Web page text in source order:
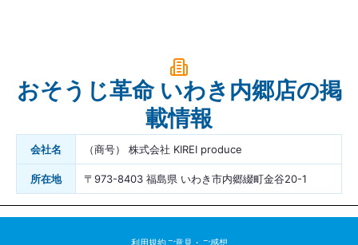
おそうじ革命 いわき内郷店の掲
載情報
会社名 （商号） 株式会社 KIREI produce
所在地 〒973-8403 福島県 いわき市内郷綴町金谷20-1
利用規約ご意見・ご感想